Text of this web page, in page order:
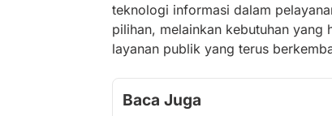
teknologi informasi dalam
pilihan, melainkan kebutuhan yang
layanan publik yang terus
Baca Juga